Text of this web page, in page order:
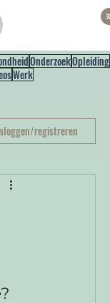
OnderzoekOpleiding
Werk
registreren